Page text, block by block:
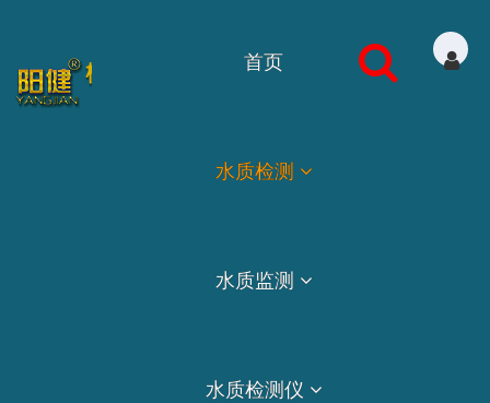
首页
水质检测
水质监测
水质检测仪